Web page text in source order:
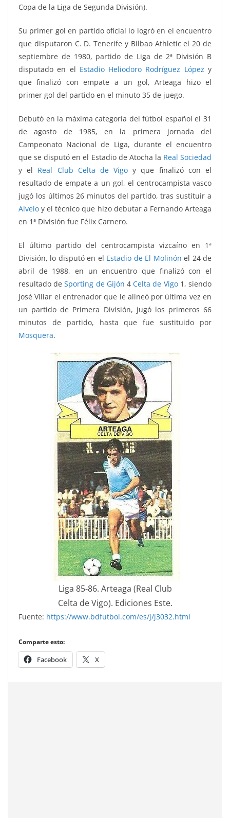
Copa de la Liga de Segunda División).
Su primer gol en partido oficial lo logró en el encuentro
que disputaron C. D. Tenerife y Bilbao Athletic el 20 de
septiembre de 1980, partido de Liga de 2ª División B
disputado en el Estadio Heliodoro Rodríguez López y
que finalizó con empate a un gol, Arteaga hizo el
primer gol del partido en el minuto 35 de juego.
Debutó en la máxima categoría del fútbol español el 31
de agosto de 1985, en la primera jornada del
Campeonato Nacional de Liga, durante el encuentro
que se disputó en el Estadio de Atocha la Real Sociedad
y el Real Club Celta de Vigo y que finalizó con el
resultado de empate a un gol, el centrocampista vasco
jugó los últimos 26 minutos del partido, tras sustituir a
Alvelo y el técnico que hizo debutar a Fernando Arteaga
en 1ª División fue Félix Carnero.
El último partido del centrocampista vizcaíno en 1ª
División, lo disputó en el Estadio de El Molinón el 24 de
abril de 1988, en un encuentro que finalizó con el
resultado deSporting de Gijón 4 Celta de Vigo1, siendo
José Villar el entrenador que le alineó por última vez en
un partido de Primera División, jugó los primeros 66
minutos de partido, hasta que fue sustituido por
Mosquera.
Liga 85-86. Arteaga (Real Club
Celta de Vigo). Ediciones Este.
Fuente: https://www.bdfutbol.com/es/j/j3032.html
Comparte esto:
Facebook X